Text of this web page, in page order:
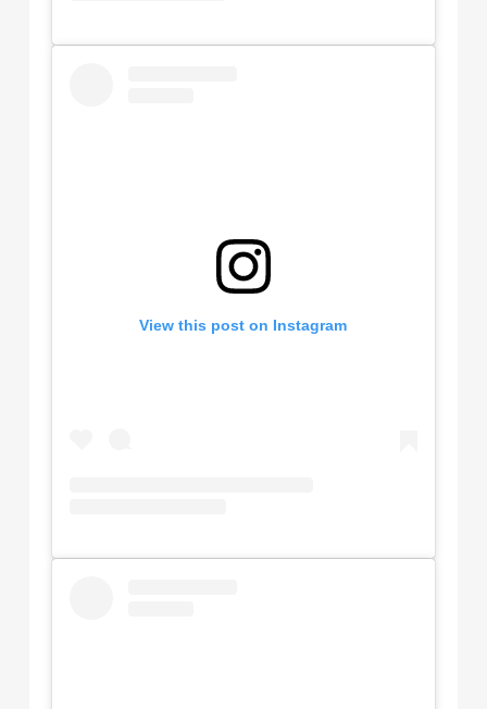
View this post on Instagram